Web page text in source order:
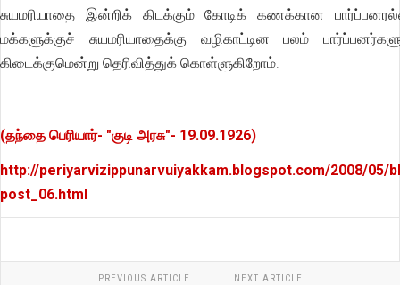
சுயமரியாதை இன்றிக் கிடக்கும் கோடிக் கணக்கான
மக்களுக்குச் சுயமரியாதைக்கு வழிகாட்டின பலம்
கிடைக்குமென்று தெரிவித்துக் கொள்ளுகிறோம்.
(தந்தை பெரியார்- "குடி அரசு"- 19.09.1926)
http://periyarvizippunarvuiyakkam.blogspot.com/2008/05/
post_06.html
PREVIOUS ARTICLE NEXT ARTICLE